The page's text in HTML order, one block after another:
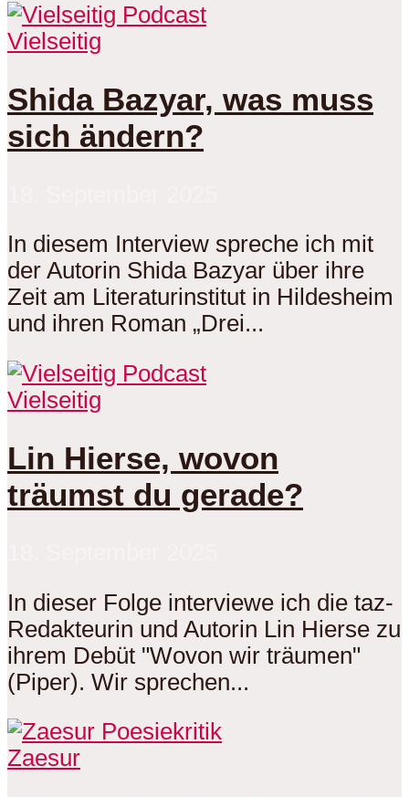
Vielseitig
Shida Bazyar, was muss
sich ändern?
In diesem Interview spreche ich mit
der Autorin Shida Bazyar über ihre
Zeit am Literaturinstitut in Hildesheim
und ihren Roman „Drei...
Vielseitig
Lin Hierse, wovon
träumst du gerade?
In dieser Folge interviewe ich die taz-
Redakteurin und Autorin Lin Hierse zu
ihrem Debüt "Wovon wir träumen"
(Piper). Wir sprechen...
Zaesur